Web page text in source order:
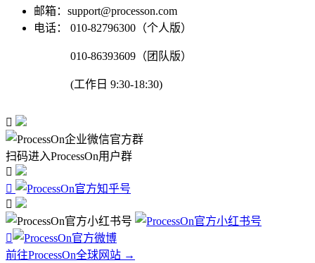
邮箱：support@processon.com
电话：
010-82796300（个人版）
010-86393609（团队版）
(工作日 9:30-18:30)

扫码进入ProcessOn用户群




前往ProcessOn全球网站 →